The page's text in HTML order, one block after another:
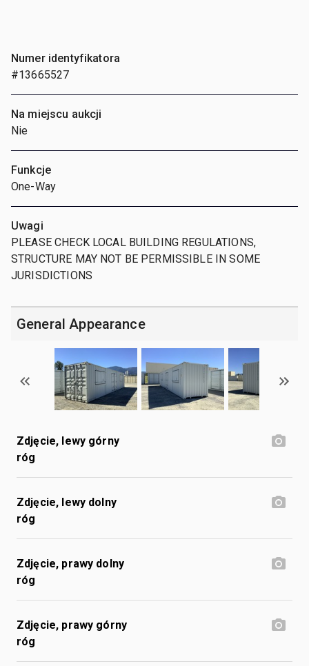
Numer identyfikatora
#13665527
Na miejscu aukcji
Nie
Funkcje
One-Way
Uwagi
PLEASE CHECK LOCAL BUILDING REGULATIONS,
STRUCTURE MAY NOT BE PERMISSIBLE IN SOME
JURISDICTIONS
General Appearance
Zdjęcie, lewy górny
róg
Zdjęcie, lewy dolny
róg
Zdjęcie, prawy dolny
róg
Zdjęcie, prawy górny
róg